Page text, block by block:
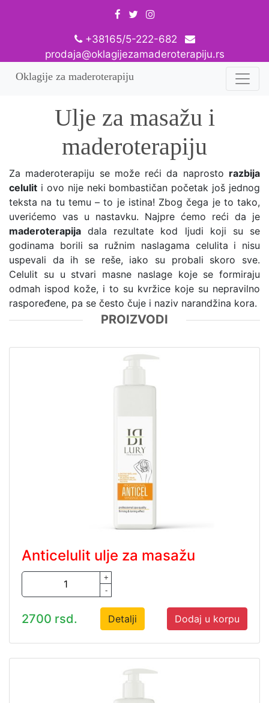
+38165/5-222-682
prodaja@oklagijezamaderoterapiju.rs
Oklagije za maderoterapiju
Ulje za masažu i
maderoterapiju
Za maderoterapiju se može reći da naprosto razbija
celulit i ovo nije neki bombastičan početak još jednog
teksta na tu temu – to je istina! Zbog čega je to tako,
uverićemo vas u nastavku. Najpre ćemo reći da je
maderoterapija dala rezultate kod ljudi koji su se
godinama borili sa ružnim naslagama celulita i nisu
uspevali da ih se reše, iako su probali skoro sve.
Celulit su u stvari masne naslage koje se formiraju
odmah ispod kože, i to su kvržice koje su nepravilno
raspoređene, pa se često čuje i naziv narandžina kora.
Anticelulit ulje za masažu
+
-
2700 rsd. Detalji Dodaj u korpu